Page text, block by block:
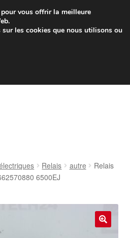
à partir de 7 EUR
de 9 h à 16 h
Relais autre
Relais
6500EJ
vous offrir la meilleure
les cookies que nous utilisons ou